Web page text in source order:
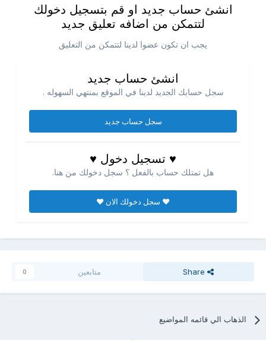
انشئ حساب جديد او قم بتسجيل دخولك
لتتمكن من اضافه تعليق جديد
يجب ان تكون عضوا لدينا لتتمكن من التعليق
انشئ حساب جديد
سجل حسابك الجديد لدينا في الموقع بمنتهي السهوله .
سجل حساب جديد
♥ تسجيل دخول ♥
هل تمتلك حساب بالفعل ؟ سجل دخولك من هنا.
♥ سجل دخولك الان ♥
Share متابعين 0
الذهاب الي قائمه المواضيع